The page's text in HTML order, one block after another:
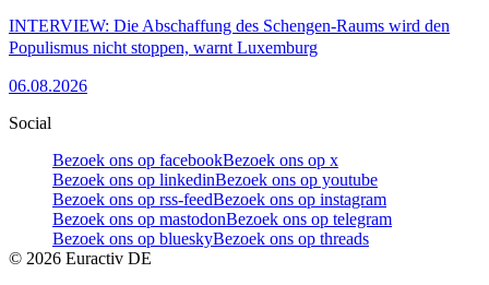
INTERVIEW: Die Abschaffung des Schengen-Raums wird den
Populismus nicht stoppen, warnt Luxemburg
06.08.2026
Social
Bezoek ons op facebookBezoek ons op x
Bezoek ons op linkedinBezoek ons op youtube
Bezoek ons op rss-feedBezoek ons op instagram
Bezoek ons op mastodonBezoek ons op telegram
Bezoek ons op blueskyBezoek ons op threads
© 2026 Euractiv DE